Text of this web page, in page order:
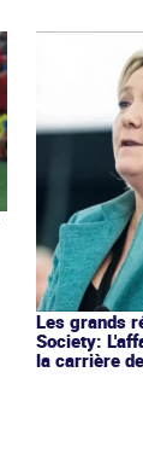
Les grands
Society:
la carrière